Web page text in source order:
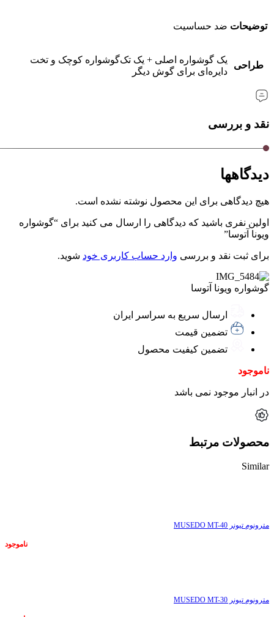
توضیحات ضد حساسیت
طراحی
یک گوشواره اصلی + یک تک‌گوشواره کوچک و تخت
دایره‌ای برای گوش دیگر
نقد و بررسی
دیدگاهها
هیچ دیدگاهی برای این محصول نوشته نشده است.
اولین نفری باشید که دیدگاهی را ارسال می کنید برای “گوشواره
ویونا آتوسا”
برای ثبت نقد و بررسی وارد حساب کاربری خود شوید.
گوشواره ویونا آتوسا
ارسال سریع به سراسر ایران
تضمین قیمت
تضمین کیفیت محصول
ناموجود
در انبار موجود نمی باشد
محصولات مرتبط
Similar
مترونوم تیونر MUSEDO MT-40
ناموجود
مترونوم تیونر MUSEDO MT-30